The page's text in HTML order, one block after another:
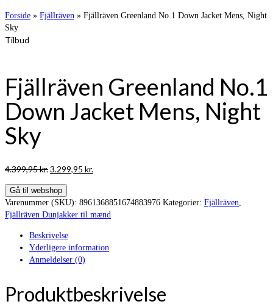
Forside » Fjällräven » Fjällräven Greenland No.1 Down Jacket Mens, Night
Sky
Tilbud
Fjällräven Greenland No.1
Down Jacket Mens, Night
Sky
4.399,95kr.Den
pris
var:
4.399,95 kr..
3.299,95 kr.
er:
3.299,95 kr..
Gå til webshop
Varenummer (SKU): 8961368851674883976 Kategorier: Fjällräven
Fjällräven Dunjakker til mænd
Beskrivelse
Yderligere information
Anmeldelser (0)
Produktbeskrivelse